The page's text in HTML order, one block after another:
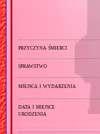
przyczyna śmierci
sprawstwo
miejsca i wydarzenia
data i miejsce
urodzenia